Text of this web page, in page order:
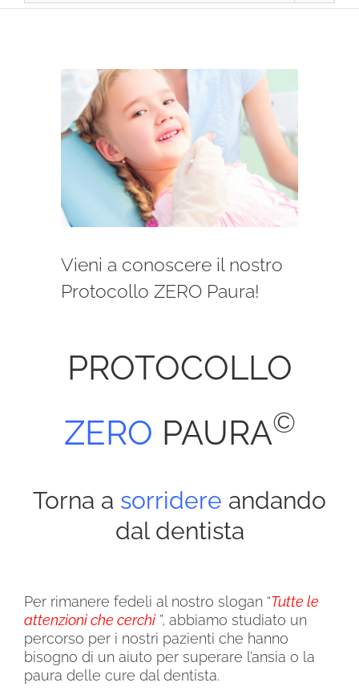
Ingrandisci
immagine
Vieni a conoscere il nostro
Protocollo ZERO Paura!
PROTOCOLLO
ZERO PAURA©
Torna a sorridere andando
dal dentista
Per rimanere fedeli al nostro slogan “Tutte le
attenzioni che cerchi”, abbiamo studiato un
percorso per i nostri pazienti che hanno
bisogno di un aiuto per superare l’ansia o la
paura delle cure dal dentista.